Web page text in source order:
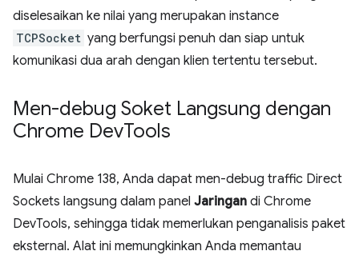
diselesaikan ke nilai yang merupakan instance
TCPSocket yang berfungsi penuh dan siap untuk
komunikasi dua arah dengan klien tertentu tersebut.
Men-debug Soket Langsung dengan
Chrome DevTools
Mulai Chrome 138, Anda dapat men-debug traffic Direct
Sockets langsung dalam panel Jaringan di Chrome
DevTools, sehingga tidak memerlukan penganalisis paket
eksternal. Alat ini memungkinkan Anda memantau